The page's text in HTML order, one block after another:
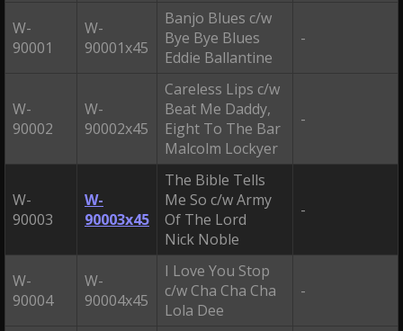
W-
90001
W-
90001x45
Banjo Blues c/w
Bye Bye Blues
Eddie Ballantine
-
W-
90002
W-
90002x45
Careless Lips c/w
Beat Me Daddy,
Eight To The Bar
Malcolm Lockyer
-
W-
90003
W-
90003x45
The Bible Tells
Me So c/w Army
Of The Lord
Nick Noble
-
W-
90004
W-
90004x45
I Love You Stop
c/w Cha Cha Cha
Lola Dee
-